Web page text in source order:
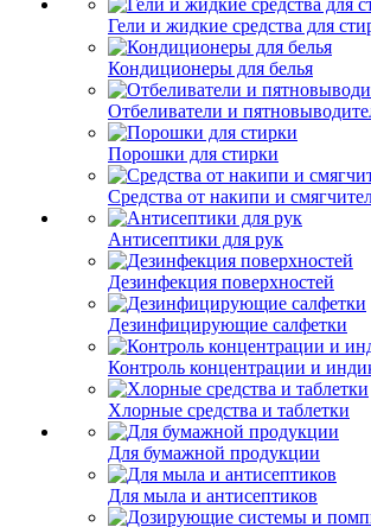
Гели и жидкие средства для
Кондиционеры для белья
Отбеливатели и
Порошки для стирки
Средства от накипи и
Антисептики для рук
Дезинфекция поверхностей
Дезинфицирующие салфетки
Контроль концентрации и
Хлорные средства и таблетки
Для бумажной продукции
Для мыла и антисептиков